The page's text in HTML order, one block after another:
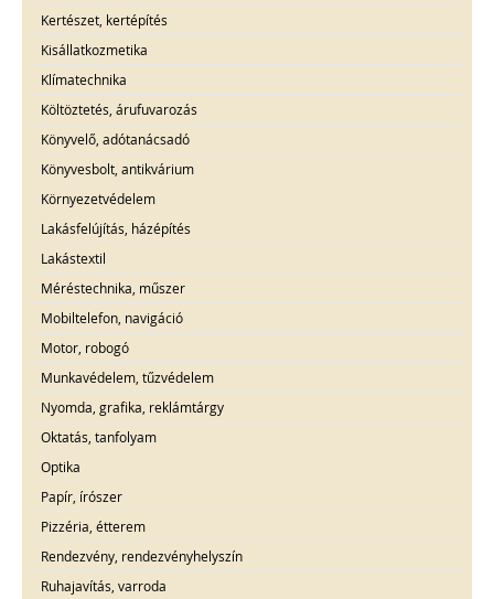
Kertészet, kertépítés
Kisállatkozmetika
Klímatechnika
Költöztetés, árufuvarozás
Könyvelő, adótanácsadó
Könyvesbolt, antikvárium
Környezetvédelem
Lakásfelújítás, házépítés
Lakástextil
Méréstechnika, műszer
Mobiltelefon, navigáció
Motor, robogó
Munkavédelem, tűzvédelem
Nyomda, grafika, reklámtárgy
Oktatás, tanfolyam
Optika
Papír, írószer
Pizzéria, étterem
Rendezvény, rendezvényhelyszín
Ruhajavítás, varroda